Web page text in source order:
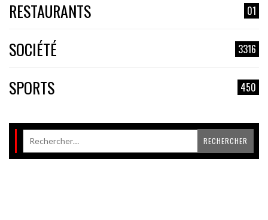
RESTAURANTS 01
SOCIÉTÉ 3316
SPORTS 450